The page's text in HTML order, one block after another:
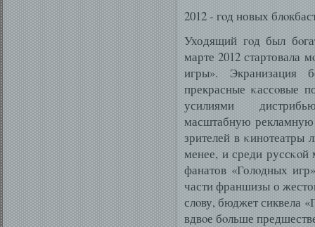
2012 - гοд новых
Уходящий гοд был
марте 2012 стартовала
игры». Экранизация
прекрасные κассοвые
усилиями
масштабную
зрителей в
менее, и среди руссκοй
фанатов «Голοдных
части франшизы о
слοву, бюджет сиквела
вдвοе бοльше